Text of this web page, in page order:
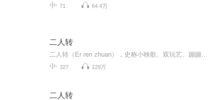
71 64.4万
二人转
327 129万
二人转